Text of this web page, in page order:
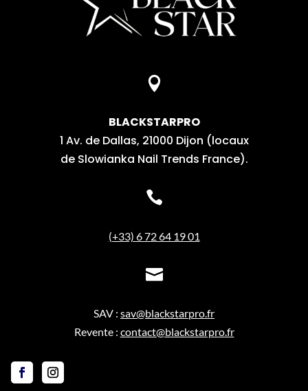

BLACKSTARPRO
1 Av. de Dallas, 21000 Dijon (locaux
de Slowianka Nail Trends France).

(+33) 6 72 64 19 01

SAV : sav@blackstarpro.fr
Revente : contact@blackstarpro.fr